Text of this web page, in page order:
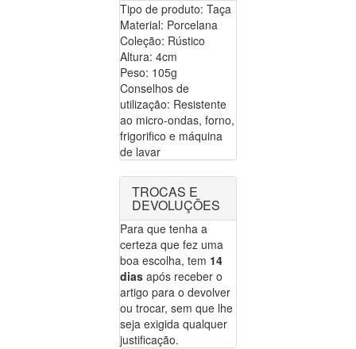
Tipo de produto: Taça
Material: Porcelana
Coleção: Rústico
Altura: 4cm
Peso: 105g
Conselhos de
utilização: Resistente
ao micro-ondas, forno,
frigorifico e máquina
de lavar
TROCAS E
DEVOLUÇÕES
Para que tenha a
certeza que fez uma
boa escolha, tem 14
dias após receber o
artigo para o devolver
ou trocar, sem que lhe
seja exigida qualquer
justificação.